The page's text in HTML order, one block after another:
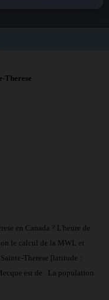
Therese
en Canada ? L'heure de
le calcul de la MWL et
Therese [latitude :
est de . La population